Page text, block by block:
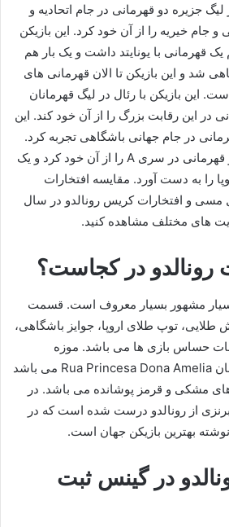
لیگ جزیره دو قهرمانی در جام اتحادیه و
جام خیریه را از آن خود کرد. این بازیکن
یک قهرمانی با یونایتد داشت و یک بار هم
شد و این بازیکن تا الان قهرمانی های
این بازیکن با رئال در لیگ قهرمانان
۴ بار قهرمانی در این رقابت بزرگ را از آن خود کند. این
در جام جهانی باشگاهی تجربه کرد.
این بازیکن با یوونتوس دو قهرمانی در سری A را از آن خود کرد و یک
را به دست آورد. مقایسه افتخارات
مسی و افتخارات کریس رونالدو در سال
رونالدو در کجاست؟
بسیار مشهور بسیار معروف است. قسمت
توپ طلای اروپا، جوایز باشگاهی،
حساس بازی‌ ها می باشد. موزه
کریستیانو رونالدو در خیابان Rua Princesa Dona Amelia می باشد
مشکی و قرمز پوشانده می باشد. در
از رونالدو درست شده است که در
بهترین بازیکن جهان است.
در گینس ثبت